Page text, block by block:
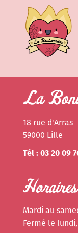
La
18 rue d'Arras
59000 Lille
Tél : 03 20 09
Horaires
Mardi au
Fermé le